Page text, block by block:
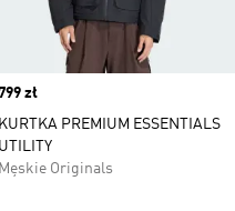
zł
KURTKA PREMIUM ESSENTIALS
UTILITY
Męskie Originals